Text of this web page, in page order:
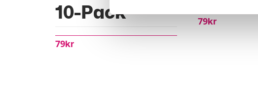
10-Pack
79Kr
79Kr